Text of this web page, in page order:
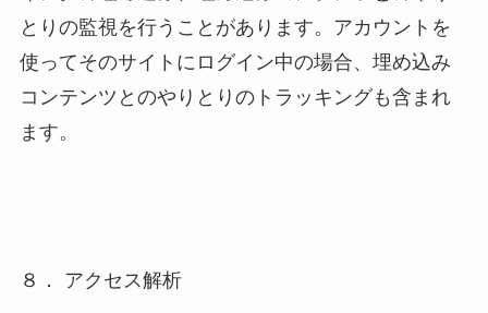
とりの監視を行うことがあります。アカウントを
使ってそのサイトにログイン中の場合、埋め込み
コンテンツとのやりとりのトラッキングも含まれ
ます。
８． アクセス解析